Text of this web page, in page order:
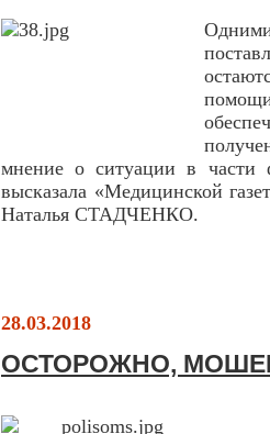
мнение о ситуации в части
высказала «Медицинской
Наталья СТАДЧЕНКО.
28.03.2018
ОСТОРОЖНО,